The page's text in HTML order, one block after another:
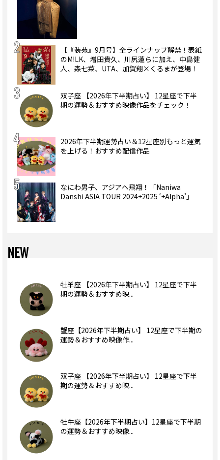
【『装苑』9月号】全ラインナップ解禁！表紙
のM!LK、増田貴久、川尻蓮らに加え、中島健
人、森七菜、UTA、加賀翔×くるまが登場！
双子座 【2026年下半期占い】 12星座で下半
期の運勢＆おすすめ映像作品をチェック！
2026年下半期運勢占い＆12星座別もっと運気
を上げる！おすすめ配信作品
なにわ男子、アジアへ飛翔！「Naniwa
Danshi ASIA TOUR 2024+2025 ‘+Alpha’」
NEW
牡羊座 【2026年下半期占い】 12星座で下半
期の運勢＆おすすめ映...
蟹座【2026年下半期占い】 12星座で下半期の
運勢＆おすすめ映像作...
双子座 【2026年下半期占い】 12星座で下半
期の運勢＆おすすめ映...
牡牛座【2026年下半期占い】12星座で下半期
の運勢＆おすすめ映像...